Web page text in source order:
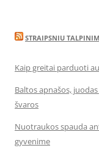
STRAIPSNIU
Kaip greitai parduoti
Baltos apnašos,
švaros
Nuotraukos spauda
gyvenime